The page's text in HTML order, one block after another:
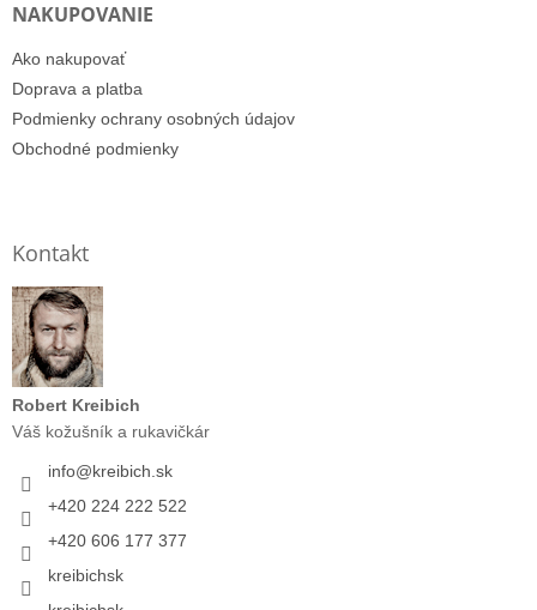
NAKUPOVANIE
Ako nakupovať
Doprava a platba
Podmienky ochrany osobných údajov
Obchodné podmienky
Kontakt
Robert Kreibich
Váš kožušník a rukavičkár
info@kreibich.sk
+420 224 222 522
+420 606 177 377
kreibichsk